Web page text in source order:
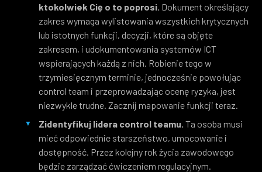
ktokolwiek Cię o to poprosi. Dokument określający
zakres wymaga wylistowania wszystkich krytycznych
lub istotnych funkcji, decyzji, które są objęte
zakresem, i udokumentowania systemów ICT
wspierających każdą z nich. Robienie tego w
trzymiesięcznym terminie, jednocześnie powołując
control team i przeprowadzając ocenę ryzyka, jest
niezwykle trudne. Zacznij mapowanie funkcji teraz.
Zidentyfikuj lidera control teamu. Ta osoba musi
mieć odpowiednie starszeństwo, umocowanie i
dostępność. Przez kolejny rok życia zawodowego
będzie zarządzać ćwiczeniem regulacyjnym.